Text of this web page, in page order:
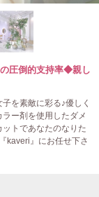
圧倒的支持率◆親し
を素敵に彩る♪優しく
ー剤を使用したダメ
トであなたのなりた
kaveri』にお任せ下さ